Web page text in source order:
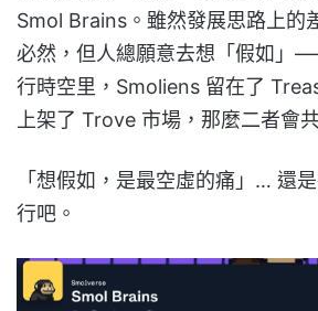
Smol Brains。雖然發展思路上的
必然，但人總願意去想「假如」
行時空里，Smoliens 留在了
上架了 Trove 市場，那麼二者會
「想假如，是最空虛的痛」… 還
行吧。